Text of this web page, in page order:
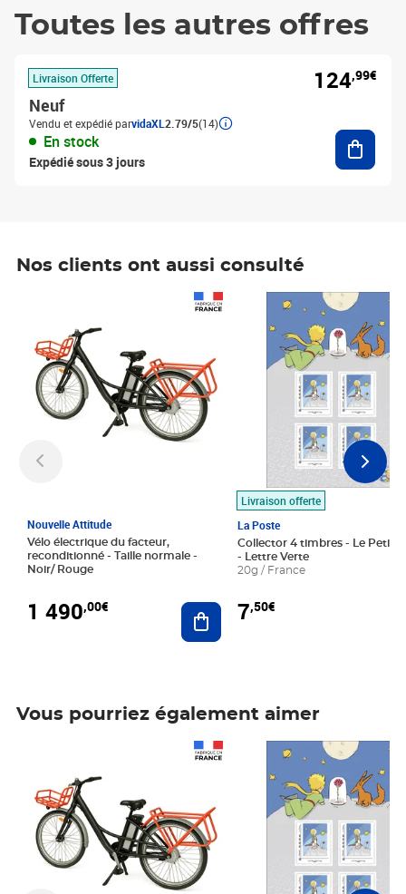
Toutes les autres offres
Livraison Offerte
Neuf
Vendu et expédié parvidaXL 2.79/5(14)
En stock
Expédié sous 3 jours
124,99€
Nos clients ont aussi consulté
Nouvelle Attitude
Vélo électrique du facteur,
reconditionné - Taille normale -
Noir/ Rouge
1 490,00€ Ajouter au panier
Livraison offerte
La Poste
Collector 4 timbres - Le Petit
- Lettre Verte
20g / France
7,50€
Prix 7,50€
Vous pourriez également aimer
Prix 7,50€